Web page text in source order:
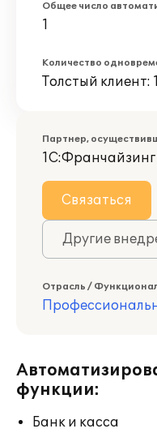
Общее число
1
Количество
Толстый клиент: 1
Партнер,
Связаться
Другие
Отрасль /
функции:
Банк и касса